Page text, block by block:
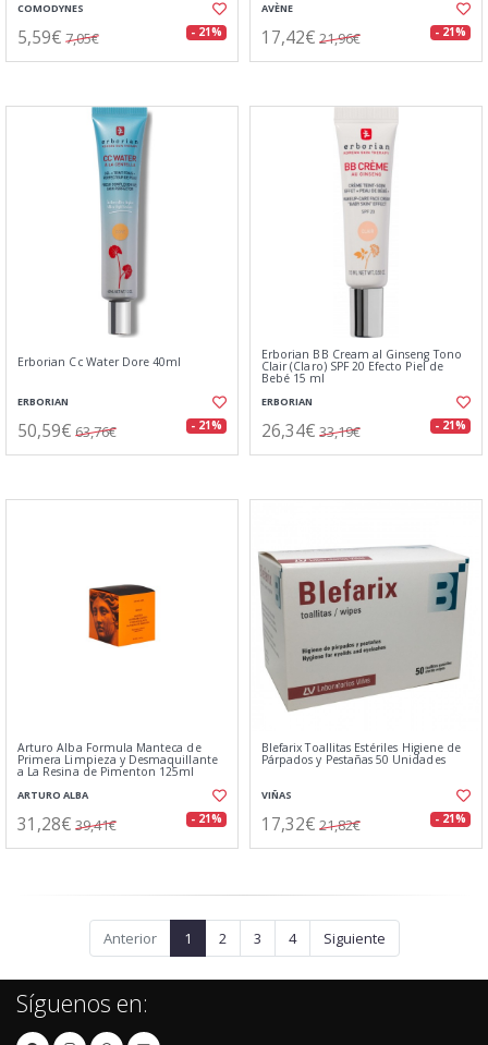
COMODYNES
5,59€ 7,05€ - 21%
AVÈNE
17,42€ 21,96€ - 21%
Erborian Cc Water Dore 40ml
ERBORIAN
50,59€ 63,76€ - 21%
Erborian BB Cream al Ginseng Tono
Clair (Claro) SPF 20 Efecto Piel de
Bebé 15 ml
ERBORIAN
26,34€ 33,19€ - 21%
Arturo Alba Formula Manteca de
Primera Limpieza y Desmaquillante
a La Resina de Pimenton 125ml
ARTURO ALBA
31,28€ 39,41€ - 21%
Blefarix Toallitas Estériles Higiene de
Párpados y Pestañas 50 Unidades
VIÑAS
17,32€ 21,82€ - 21%
Anterior 1 2 3 4 Siguiente
Síguenos en: